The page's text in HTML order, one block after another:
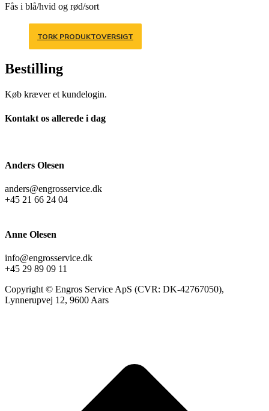
Fås i blå/hvid og rød/sort
TORK PRODUKTOVERSIGT
Bestilling
Køb kræver et kundelogin.
Kontakt os allerede i dag
Anders Olesen
anders@engrosservice.dk
+45 21 66 24 04
Anne Olesen
info@engrosservice.dk
+45 29 89 09 11
Copyright © Engros Service ApS (CVR: DK-42767050),
Lynnerupvej 12, 9600 Aars